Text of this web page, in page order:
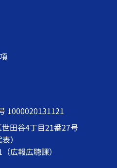
1000020131121
田谷4丁目21番27号
表）
広報広聴課）